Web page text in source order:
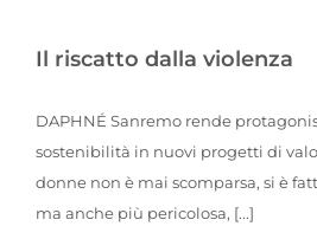
Il riscatto dalla violenza
DAPHNÉ Sanremo rende
sostenibilità in nuovi progetti di
donne non è mai scomparsa, si è
ma anche più pericolosa, [...]